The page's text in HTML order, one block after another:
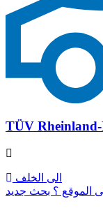
TÜV
الى الخلف
الموقع ؟ بحث جديد